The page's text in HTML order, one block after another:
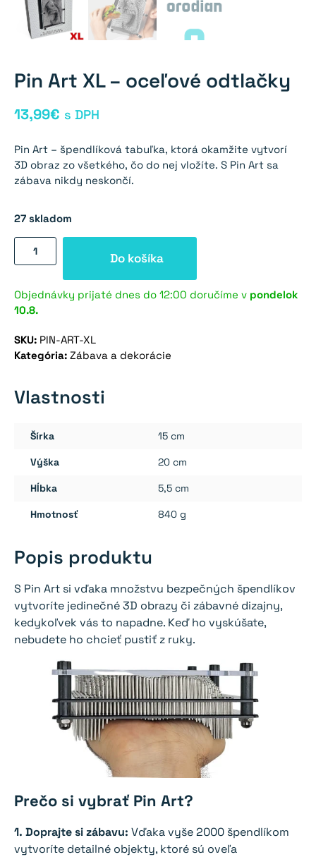
Pin Art XL – oceľové odtlačky
13,99€ s DPH
Pin Art – špendlíková tabuľka, ktorá okamžite vytvorí
3D obraz zo všetkého, čo do nej vložíte. S Pin Art sa
zábava nikdy neskončí.
27 skladom
množstvo
Pin
XL
-
odtlačky
Do košíka
Objednávky prijaté dnes do 12:00 doručíme v pondelok
10.8.
SKU: PIN-ART-XL
Kategória: Zábava a dekorácie
Vlastnosti
Šírka 15 cm
Výška 20 cm
Hĺbka 5,5 cm
Hmotnosť 840 g
Popis produktu
S Pin Art si vďaka množstvu bezpečných špendlíkov
vytvoríte jedinečné 3D obrazy či zábavné dizajny,
kedykoľvek vás to napadne. Keď ho vyskúšate,
nebudete ho chcieť pustiť z ruky.
Prečo si vybrať Pin Art?
1. Doprajte si zábavu: Vďaka vyše 2000 špendlíkom
vytvoríte detailné objekty, ktoré sú oveľa